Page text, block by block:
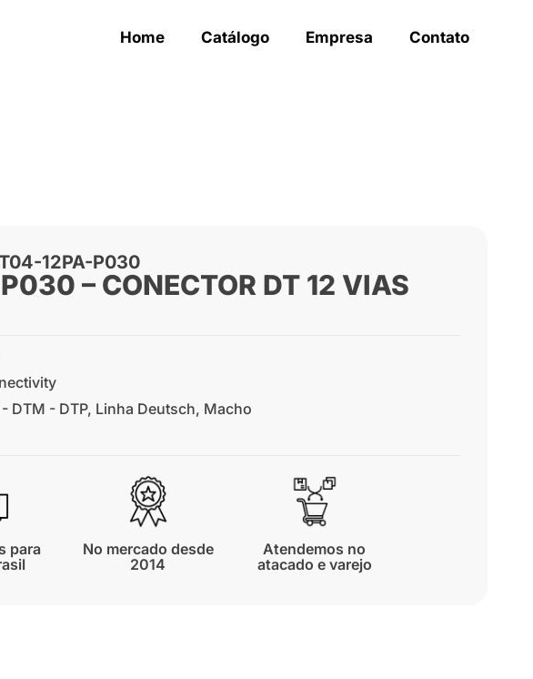
Home Catálogo Empresa Contato
12PA-P030
– CONECTOR DT 12 VIAS
DTM - DTP, Linha Deutsch, Macho
para
No mercado desde
2014
Atendemos no
atacado e varejo